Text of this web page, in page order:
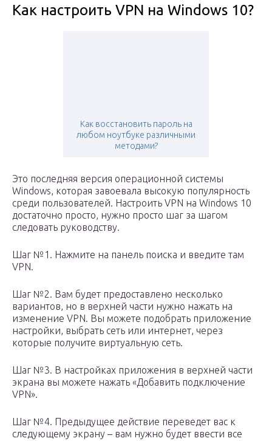
Как настроить VPN на Windows 10?
Как восстановить пароль на
любом ноутбуке различными
методами?
Это последняя версия операционной системы
Windows, которая завоевала высокую популярность
среди пользователей. Настроить VPN на Windows 10
достаточно просто, нужно просто шаг за шагом
следовать руководству.
Шаг №1. Нажмите на панель поиска и введите там
VPN.
Шаг №2. Вам будет предоставлено несколько
вариантов, но в верхней части нужно нажать на
изменение VPN. Вы можете подобрать приложение
настройки, выбрать сеть или интернет, через
которые получите виртуальную сеть.
Шаг №3. В настройках приложения в верхней части
экрана вы можете нажать «Добавить подключение
VPN».
Шаг №4. Предыдущее действие переведет вас к
следующему экрану – вам нужно будет ввести все